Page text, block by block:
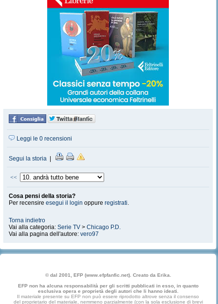
Leggi le 0 recensioni
Segui la storia
<<
Cosa pensi della storia?
Per recensire esegui il login oppure registrati.
Torna indietro
Vai alla categoria: Serie TV > Chicago P.D.
Vai alla pagina dell'autore: vero97
© dal 2001, EFP (www.efpfanfic.net). Creato da Erika.
EFP non ha alcuna responsabilità per gli scritti pubblicati in esso, in quanto
esclusiva opera e proprietà degli autori che li hanno ideati.
Il materiale presente su EFP non può essere riprodotto altrove senza il consenso
del proprietario del materiale, nemmeno parzialmente (con la sola esclusione di brevi